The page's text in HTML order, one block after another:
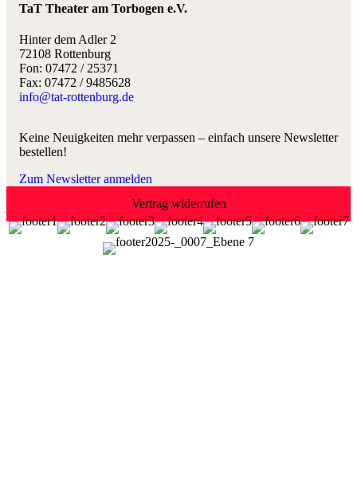
TaT Theater am Torbogen e.V.
Hinter dem Adler 2
72108 Rottenburg
Fon: 07472 / 25371
Fax: 07472 / 9485628
info@tat-rottenburg.de
Keine Neuigkeiten mehr verpassen – einfach unsere Newsletter
bestellen!
Zum Newsletter anmelden
Vertrag widerrufen